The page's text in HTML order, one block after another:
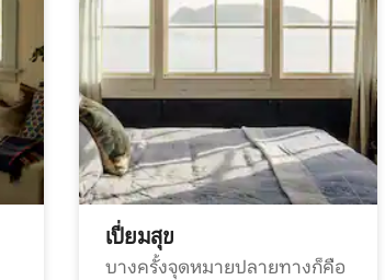
เปี่ยมสุข
บางครั้งจุดหมายปลายทางก็คือ